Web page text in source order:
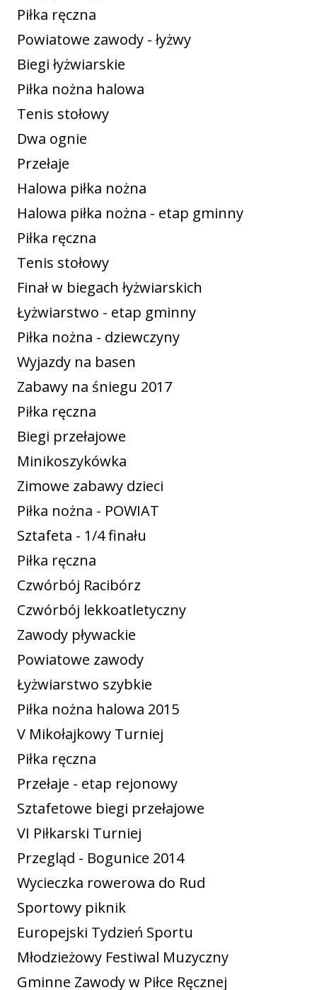
Piłka ręczna
Powiatowe zawody - łyżwy
Biegi łyżwiarskie
Piłka nożna halowa
Tenis stołowy
Dwa ognie
Przełaje
Halowa piłka nożna
Halowa piłka nożna - etap gminny
Piłka ręczna
Tenis stołowy
Finał w biegach łyżwiarskich
Łyżwiarstwo - etap gminny
Piłka nożna - dziewczyny
Wyjazdy na basen
Zabawy na śniegu 2017
Piłka ręczna
Biegi przełajowe
Minikoszykówka
Zimowe zabawy dzieci
Piłka nożna - POWIAT
Sztafeta - 1/4 finału
Piłka ręczna
Czwórbój Racibórz
Czwórbój lekkoatletyczny
Zawody pływackie
Powiatowe zawody
Łyżwiarstwo szybkie
Piłka nożna halowa 2015
V Mikołajkowy Turniej
Piłka ręczna
Przełaje - etap rejonowy
Sztafetowe biegi przełajowe
VI Piłkarski Turniej
Przegląd - Bogunice 2014
Wycieczka rowerowa do Rud
Sportowy piknik
Europejski Tydzień Sportu
Młodzieżowy Festiwal Muzyczny
Gminne Zawody w Piłce Ręcznej